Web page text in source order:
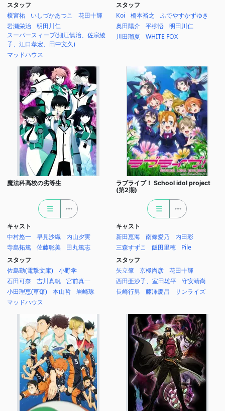
スタッフ
榎宮祐
いしづかあつこ
花田十輝
岩瀬栄治
明田川仁
スーパースィープ(細江慎治、佐宗綾
子、江口孝宏、田中文久)
マッドハウス
スタッフ
Koi
橋本裕之
ふでやすかずゆき
奥田陽介
平柳悟
明田川仁
川田瑠夏
WHITE FOX
魔法科高校の劣等生
キャスト
中村悠一
早見沙織
内山夕実
寺島拓篤
佐藤聡美
田丸篤志
スタッフ
佐島勤(電撃文庫)
小野学
石田可奈
吉川真帆
宮前真一
小田理恵(草薙)
本山哲
岩崎琢
マッドハウス
ラブライブ！ School idol project
(第2期)
キャスト
新田恵海
南條愛乃
内田彩
三森すずこ
飯田里穂
Pile
スタッフ
矢立肇
京極尚彦
花田十輝
西田亜沙子、室田雄平
守安靖尚
長崎行男
藤澤慶昌 サンライズ